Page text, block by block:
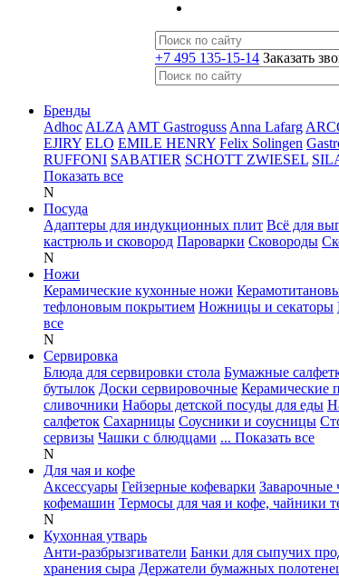
+7 495 135-15-14 Заказать
Бренды
Adhoc ALZA AMT Gastroguss Anna Lafarg
EJIRY ELO EMILE HENRY Felix Solingen
RUFFONI SABATIER SCHOTT ZWIESEL
Показать все
N
Посуда
Адаптеры для индукционных плит Всё для
кастрюль и сковород Пароварки Сковороды
N
Ножи
Керамические кухонные ножи
тефлоновым покрытием Ножницы и секаторы
все
N
Сервировка
Блюда для сервировки стола Бумажные
бутылок Доски сервировочные Керамические
сливочники Наборы детской посуды для еды
салфеток Сахарницы Соусники и соусницы
сервизы Чашки с блюдцами ... Показать все
N
Для чая и кофе
Аксессуары Гейзерные кофеварки Заварочные
кофемашин Термосы для чая и кофе, чайники
N
Кухонная утварь
Анти-разбрызгиватели Банки для сыпучих
хранения сыра Держатели бумажных